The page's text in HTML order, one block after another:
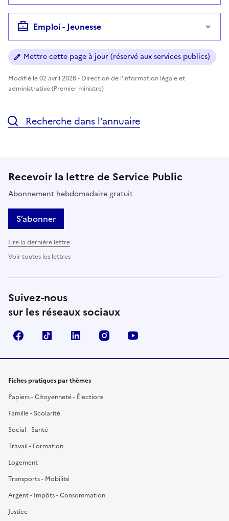
Emploi - Jeunesse
Mettre cette page à jour (réservé aux services publics)
Modifié le 02 avril 2026 - Direction de l'information légale et
administrative (Premier ministre)
Recherche dans l’annuaire
Recevoir la lettre de Service Public
Abonnement hebdomadaire gratuit
S’abonner
Lire la dernière lettre
Voir toutes les lettres
Suivez-nous
sur les réseaux sociaux
FacebookTikTok LinkedIn Instagram
Fiches pratiques par thèmes
Papiers - Citoyenneté - Élections
Famille - Scolarité
Social - Santé
Travail - Formation
Logement
Transports - Mobilité
Argent - Impôts - Consommation
Justice